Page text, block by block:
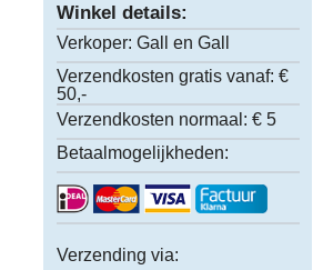
Winkel details:
Verkoper: Gall en Gall
Verzendkosten gratis vanaf: €
50,-
Verzendkosten normaal: € 5
Betaalmogelijkheden:
Verzending via: